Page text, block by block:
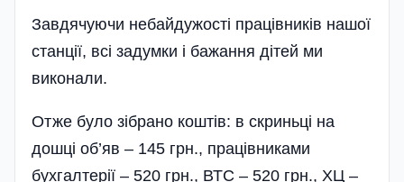
Завдячуючи небайдужості працівників нашої
станції, всі задумки і бажання дітей ми
виконали.
Отже було зібрано коштів: в скриньці на
дошці об’яв – 145 грн., праці­в­ни­ками
бухгалтерії – 520 грн., ВТС – 520 грн., ХЦ –